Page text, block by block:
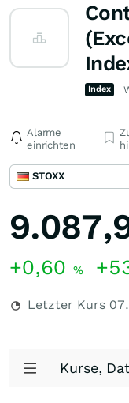
Index
Alarme
einrichten
STOXX
+0,60 %
Letzter Kurs
Kurse,